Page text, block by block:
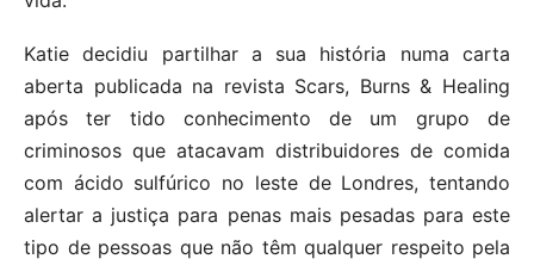
Katie decidiu partilhar a sua história numa carta
aberta publicada na revista Scars, Burns & Healing
após ter tido conhecimento de um grupo de
criminosos que atacavam distribuidores de comida
com ácido sulfúrico no leste de Londres, tentando
alertar a justiça para penas mais pesadas para este
tipo de pessoas que não têm qualquer respeito pela